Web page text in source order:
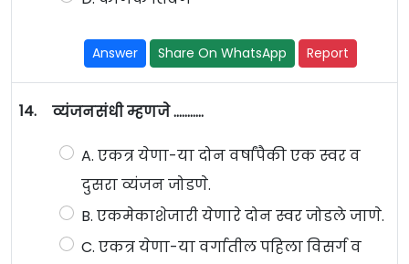
Answer Share On WhatsApp Report
14. व्यंजनसंधी म्हणजे ...........
A. एकत्र येणा-या दोन वर्षांपैकी एक स्वर व
दुसरा व्यंजन जोडणे.
B. एकमेकाशेजारी येणारे दोन स्वर जोडले जाणे.
C. एकत्र येणा-या वर्गातील पहिला विसर्ग व